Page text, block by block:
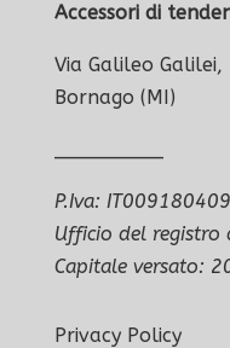
Accessori di
Via Galileo
Bornago (MI)
P.Iva:
Ufficio del registro
Capitale versato:
Privacy Policy